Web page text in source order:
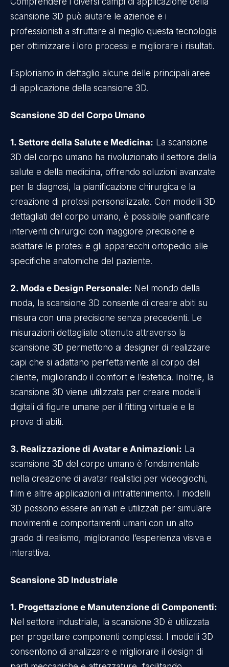
scansione 3D può aiutare le aziende e i
professionisti a sfruttare al meglio questa tecnologia
per ottimizzare i loro processi e migliorare i risultati.
Esploriamo in dettaglio alcune delle principali aree
di applicazione della scansione 3D.
Scansione 3D del Corpo Umano
1. Settore della Salute e Medicina: La scansione
3D del corpo umano ha rivoluzionato il settore della
salute e della medicina, offrendo soluzioni avanzate
per la diagnosi, la pianificazione chirurgica e la
creazione di protesi personalizzate. Con modelli 3D
dettagliati del corpo umano, è possibile pianificare
interventi chirurgici con maggiore precisione e
adattare le protesi e gli apparecchi ortopedici alle
specifiche anatomiche del paziente.
2. Moda e Design Personale: Nel mondo della
moda, la scansione 3D consente di creare abiti su
misura con una precisione senza precedenti. Le
misurazioni dettagliate ottenute attraverso la
scansione 3D permettono ai designer di realizzare
capi che si adattano perfettamente al corpo del
cliente, migliorando il comfort e l’estetica. Inoltre, la
scansione 3D viene utilizzata per creare modelli
digitali di figure umane per il fitting virtuale e la
prova di abiti.
3. Realizzazione di Avatar e Animazioni: La
scansione 3D del corpo umano è fondamentale
nella creazione di avatar realistici per videogiochi,
film e altre applicazioni di intrattenimento. I modelli
3D possono essere animati e utilizzati per simulare
movimenti e comportamenti umani con un alto
grado di realismo, migliorando l’esperienza visiva e
interattiva.
Scansione 3D Industriale
1. Progettazione e Manutenzione di Componenti:
Nel settore industriale, la scansione 3D è utilizzata
per progettare componenti complessi. I modelli 3D
consentono di analizzare e migliorare il design di